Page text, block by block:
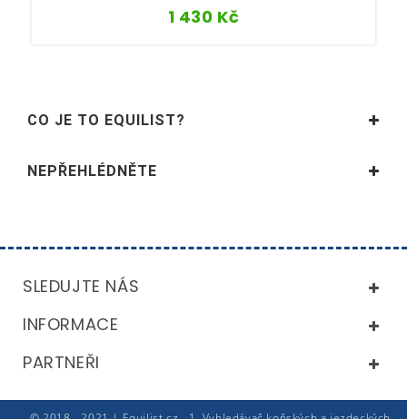
1 430 Kč
CO JE TO EQUILIST?
NEPŘEHLÉDNĚTE
SLEDUJTE NÁS
INFORMACE
PARTNEŘI